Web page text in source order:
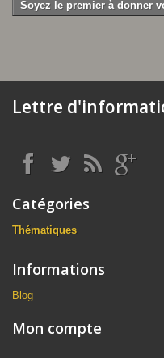
Soyez le premier à donner
Lettre
Catégories
Thématiques
Informations
Blog
Mon compte